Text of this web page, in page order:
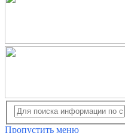
Пропустить меню